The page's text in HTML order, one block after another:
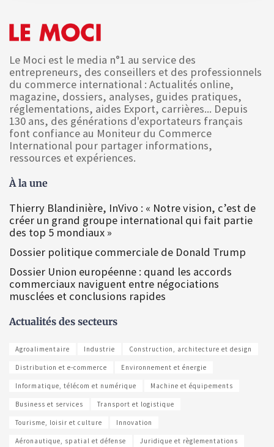
Le Moci est le media n°1 au service des
entrepreneurs, des conseillers et des professionnels
du commerce international : Actualités online,
magazine, dossiers, analyses, guides pratiques,
réglementations, aides Export, carrières... Depuis
130 ans, des générations d'exportateurs français
font confiance au Moniteur du Commerce
International pour partager informations,
ressources et expériences.
À la une
Thierry Blandinière, InVivo : « Notre vision, c’est de
créer un grand groupe international qui fait partie
des top 5 mondiaux »
Dossier politique commerciale de Donald Trump
Dossier Union européenne : quand les accords
commerciaux naviguent entre négociations
musclées et conclusions rapides
Actualités des secteurs
Agroalimentaire Industrie Construction, architecture et design
Distribution et e-commerce Environnement et énergie
Informatique, télécom et numérique Machine et équipements
Business et services Transport et logistique
Tourisme, loisir et culture Innovation
Aéronautique, spatial et défense Juridique et règlementations